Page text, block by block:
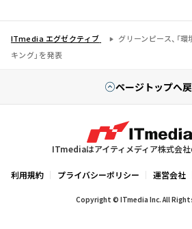
ITmedia エグゼクティブ
グリーンピース、「
キング」を発表
ページトップへ
ITmediaはアイティメディア株式会社
利用規約 プライバシーポリシー 運営会社
Copyright © ITmedia Inc. All